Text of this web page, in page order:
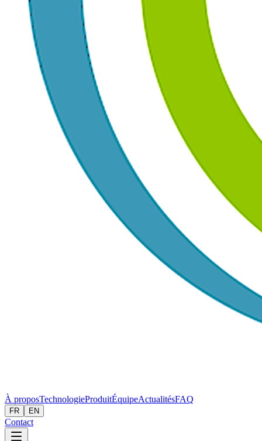
À proposTechnologieProduitÉquipeActualitésFAQ
FR EN
Contact